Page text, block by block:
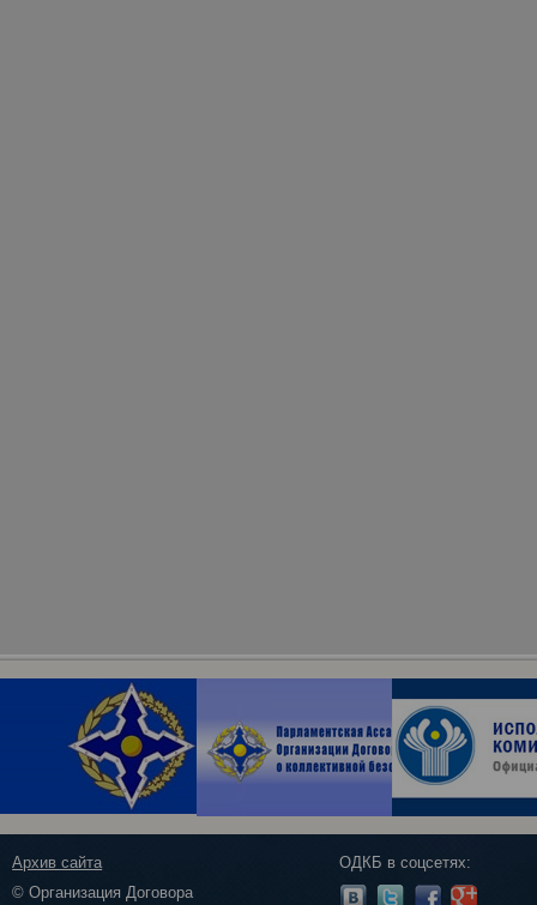
Архив сайта
© Организация Договора
ОДКБ в соцсетях: